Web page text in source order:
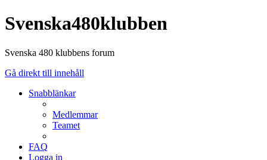
Svenska480klubben
Svenska 480 klubbens forum
Gå direkt till innehåll
Snabblänkar
Medlemmar
Teamet
FAQ
Logga in